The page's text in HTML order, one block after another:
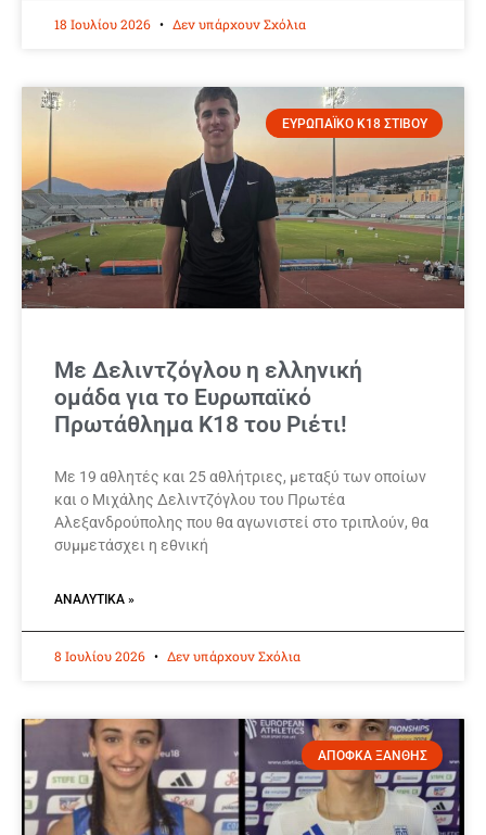
18 Ιουλίου 2026 Δεν υπάρχουν Σχόλια
ΕΥΡΩΠΑΪΚΟ Κ18 ΣΤΙΒΟΥ
Με Δελιντζόγλου η ελληνική
ομάδα για το Ευρωπαϊκό
Πρωτάθλημα Κ18 του Ριέτι!
Με 19 αθλητές και 25 αθλήτριες, μεταξύ των οποίων
και ο Μιχάλης Δελιντζόγλου του Πρωτέα
Αλεξανδρούπολης που θα αγωνιστεί στο τριπλούν, θα
συμμετάσχει η εθνική
ΑΝΑΛΥΤΙΚΆ »
8 Ιουλίου 2026 Δεν υπάρχουν Σχόλια
ΑΠΟΦΚΑ ΞΑΝΘΗΣ